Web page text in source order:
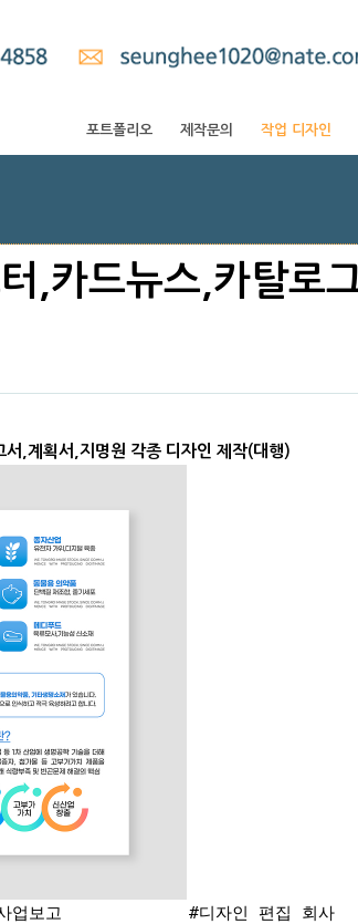
작업 디자인
제작문의
포트폴리오
,카드뉴스,카탈로
,계획서,지명원 각종 디자인 제작(대행)
업보고
#디자인 편집 회사